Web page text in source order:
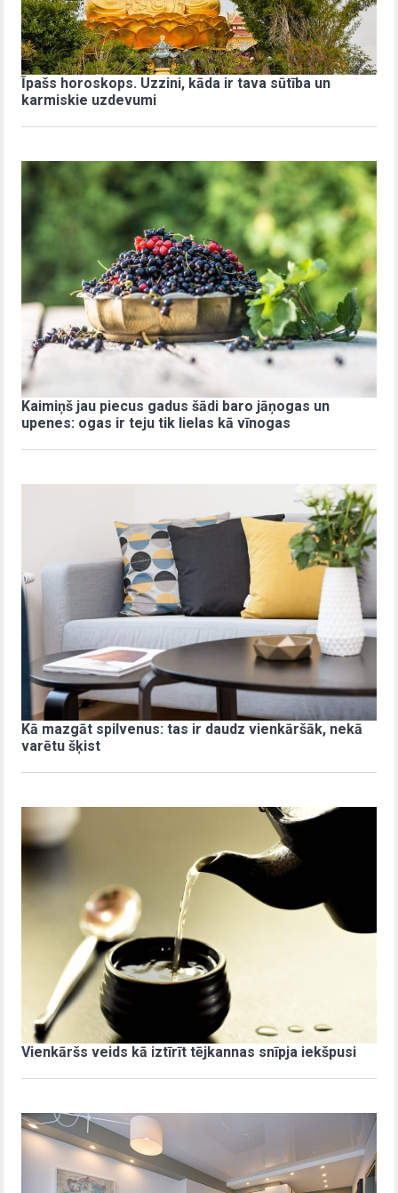
Īpašs horoskops. Uzzini, kāda ir tava sūtība un
karmiskie uzdevumi
Kaimiņš jau piecus gadus šādi baro jāņogas un
upenes: ogas ir teju tik lielas kā vīnogas
Kā mazgāt spilvenus: tas ir daudz vienkāršāk, nekā
varētu šķist
Vienkāršs veids kā iztīrīt tējkannas snīpja iekšpusi